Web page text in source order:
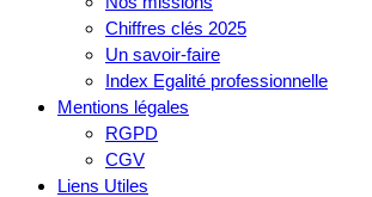
Chiffres clés 2025
Un savoir-faire
Index Egalité professionnelle
Mentions légales
RGPD
CGV
Liens Utiles